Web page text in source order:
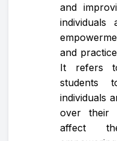
and
individuals
and
It refers
students
individuals
over their
affect